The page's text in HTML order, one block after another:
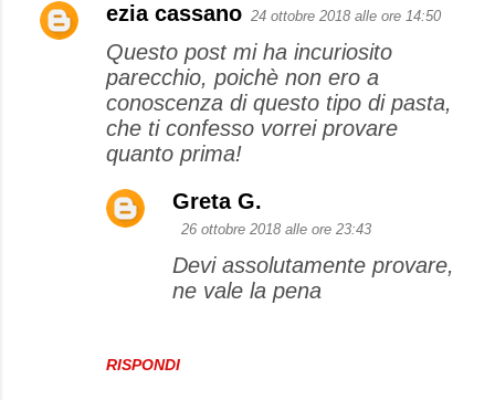
C
ezia cassano 24 ottobre 2018 alle ore 14:50
Questo post mi ha incuriosito
parecchio, poichè non ero a
conoscenza di questo tipo di pasta,
che ti confesso vorrei provare
quanto prima!
RISPONDI
Greta G.
26 ottobre 2018 alle ore 23:43
Devi assolutamente provare,
ne vale la pena